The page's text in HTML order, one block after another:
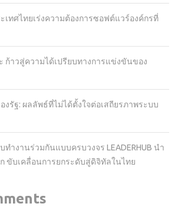
เทศไทยเร่งความต้องการซอฟต์แวร์องค์กรที่
ก้าวสู่ความได้เปรียบทางการแข่งขันของ
งรัฐ: ผลลัพธ์ที่ไม่ได้ตั้งใจต่อเสถียรภาพระบบ
ทำงานร่วมกันแบบครบวงจร LEADERHUB นำ
ขับเคลื่อนการยกระดับสู่ดิจิทัลในไทย